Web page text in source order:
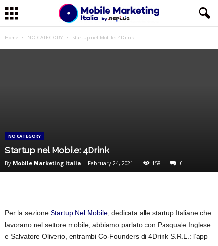
Home NO CATEGORY Startup nel Mobile: 4Drink
NO CATEGORY
Startup nel Mobile: 4Drink
By Mobile Marketing Italia - February 24, 2021 158 0
Per la sezione Startup Nel Mobile, dedicata alle startup Italiane che
lavorano nel settore mobile, abbiamo parlato con Pasquale Inglese
e Salvatore Oliverio, entrambi Co-Founders di 4Drink S.R.L.: l’app